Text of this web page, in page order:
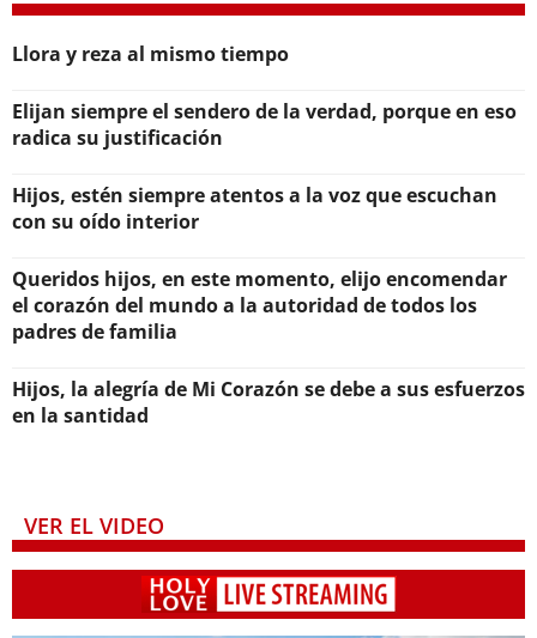
Llora y reza al mismo tiempo
Elijan siempre el sendero de la verdad, porque en eso
radica su justificación
Hijos, estén siempre atentos a la voz que escuchan
con su oído interior
Queridos hijos, en este momento, elijo encomendar
el corazón del mundo a la autoridad de todos los
padres de familia
Hijos, la alegría de Mi Corazón se debe a sus esfuerzos
en la santidad
VER EL VIDEO